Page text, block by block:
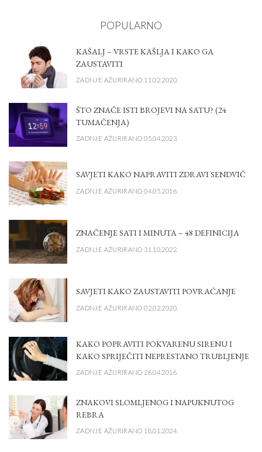
POPULARNO
KAŠALJ – VRSTE KAŠLJA I KAKO GA
ZAUSTAVITI
ZADNJE AŽURIRANO 11.02.2020.
ŠTO ZNAČE ISTI BROJEVI NA SATU? (24
TUMAČENJA)
ZADNJE AŽURIRANO 05.04.2023.
SAVJETI KAKO NAPRAVITI ZDRAVI SENDVIČ
ZADNJE AŽURIRANO 04.05.2016.
ZNAČENJE SATI I MINUTA – 48 DEFINICIJA
ZADNJE AŽURIRANO 31.10.2022.
SAVJETI KAKO ZAUSTAVITI POVRAĆANJE
ZADNJE AŽURIRANO 02.02.2020.
KAKO POPRAVITI POKVARENU SIRENU I
KAKO SPRIJEČITI NEPRESTANO TRUBLJENJE
ZADNJE AŽURIRANO 26.04.2016.
ZNAKOVI SLOMLJENOG I NAPUKNUTOG
REBRA
ZADNJE AŽURIRANO 18.01.2024.